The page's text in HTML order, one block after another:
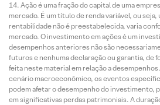
Ação é uma fração do capital de uma
mercado. É um título de renda variável, ou
rentabilidade não é preestabelecida, varia
mercado. O investimento em ações é um
desempenhos anteriores não são
futuros e nenhuma declaração ou garantia, de
feita neste material em relação a
cenário macroeconômico, os eventos
podem afetar o desempenho do investimento,
em significativas perdas patrimoniais. A